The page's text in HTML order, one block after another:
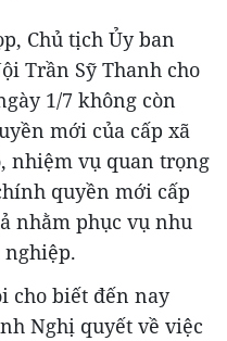
Chủ tịch Ủy ban
Trần Sỹ Thanh cho
1/7 không còn
mới của cấp xã
nhiệm vụ quan trọng
quyền mới cấp
nhằm phục vụ nhu
nghiệp.
cho biết đến nay
Nghị quyết về việc